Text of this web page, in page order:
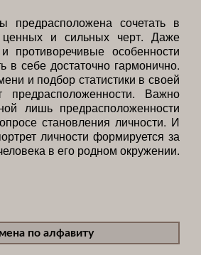
предрасположена сочетать в
и сильных черт. Даже
особенности
в себе достаточно гармонично.
и подбор статистики в своей
предрасположенности. Важно
лишь предрасположенности
становления личности. И
личности формируется за
в его родном окружении.
по алфавиту